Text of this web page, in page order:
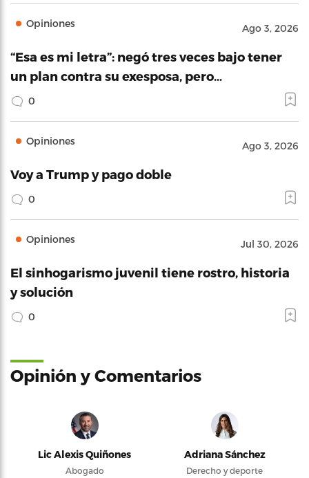
Opiniones Ago 3, 2026
“Esa es mi letra”: negó tres veces bajo tener
un plan contra su exesposa, pero…
0
Opiniones Ago 3, 2026
Voy a Trump y pago doble
0
Opiniones Jul 30, 2026
El sinhogarismo juvenil tiene rostro, historia
y solución
0
Opinión y Comentarios
Lic Alexis Quiñones
Abogado
Adriana Sánchez
Derecho y deporte